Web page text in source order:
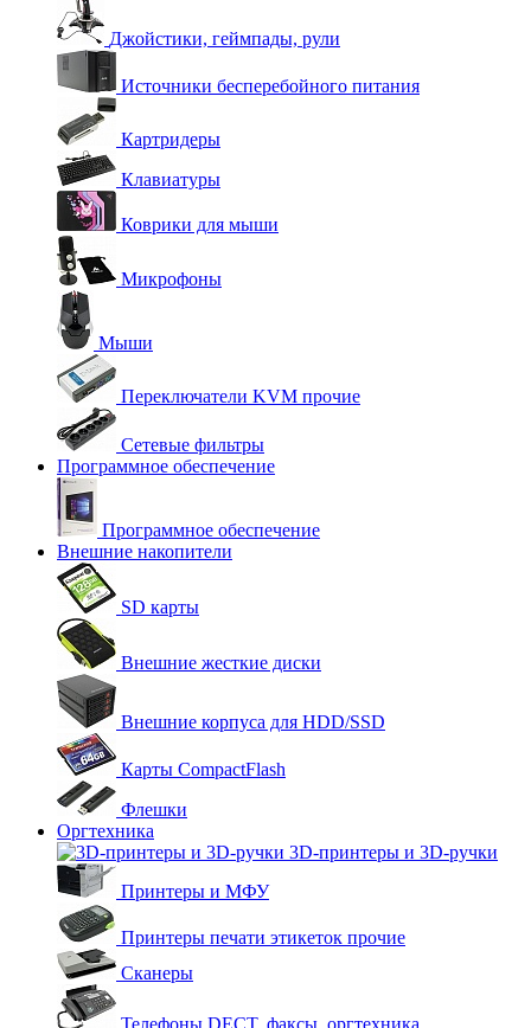
Джойстики, геймпады, рули
Источники бесперебойного питания
Картридеры
Клавиатуры
Коврики для мыши
Микрофоны
Мыши
Переключатели KVM прочие
Сетевые фильтры
Программное обеспечение
Программное обеспечение
Внешние накопители
SD карты
Внешние жесткие диски
Внешние корпуса для HDD/SSD
Карты CompactFlash
Флешки
Оргтехника
3D-принтеры и 3D-ручки
Принтеры и МФУ
Принтеры печати этикеток прочие
Сканеры
Телефоны DECT, факсы, оргтехника